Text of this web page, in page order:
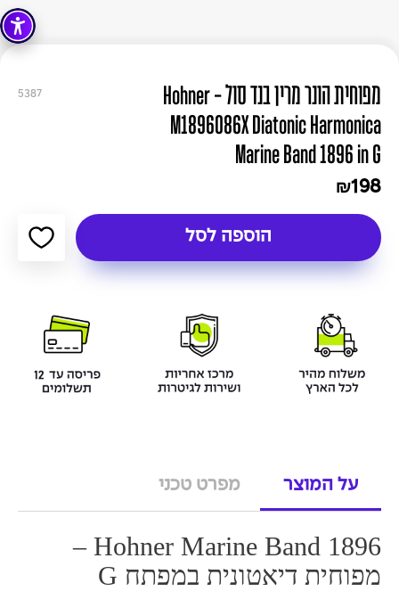
5387
מפוחית הונר מרין בנד סול - Hohner
M1896086X Diatonic Harmonica
Marine Band 1896 in G
₪198
הוספה לסל
על המוצר מפרט טכני
Hohner Marine Band 1896 –
מפוחית דיאטונית במפתח G